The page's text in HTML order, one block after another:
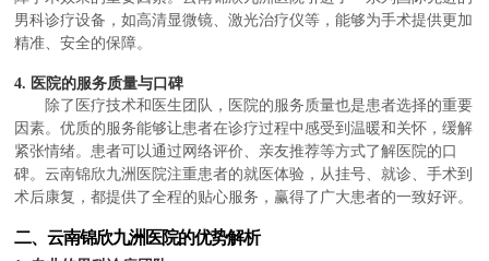
男科诊疗设备，如高清显微镜、激光治疗仪等，能够为手术提供更加
精准、安全的保障。
4. 医院的服务质量与口碑
除了医疗技术和医生团队，医院的服务质量也是患者选择的重要
因素。优质的服务能够让患者在诊疗过程中感受到温暖和关怀，缓解
紧张情绪。患者可以通过网络评价、亲友推荐等方式了解医院的口
碑。云南锦欣九洲医院注重患者的就医体验，从挂号、就诊、手术到
术后康复，都提供了全程的贴心服务，赢得了广大患者的一致好评。
二、云南锦欣九洲医院的优势解析